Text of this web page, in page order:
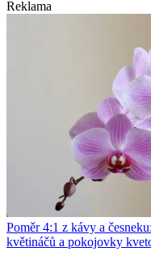
Reklama
Poměr 4:1 z kávy a
květináčů a pokojovky